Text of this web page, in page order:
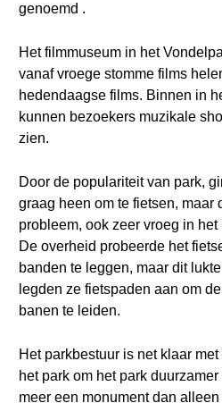
genoemd .
Het filmmuseum in het
vanaf vroege stomme films
hedendaagse films. Binnen in
kunnen bezoekers muzikale
zien.
Door de populariteit van park,
graag heen om te fietsen, maar
probleem, ook zeer vroeg in
De overheid probeerde het
banden te leggen, maar dit
legden ze fietspaden aan om
banen te leiden.
Het parkbestuur is net klaar
het park om het park
meer een monument dan